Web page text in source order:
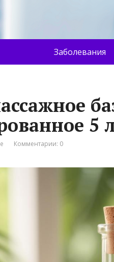
Заболевания
5
Комментарии: 0